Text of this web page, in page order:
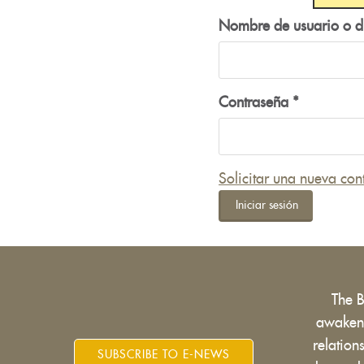
Nombre de usuario o
Contraseña *
Solicitar una nueva
Iniciar sesión
SUBSCRIBE TO E-NEWS
The